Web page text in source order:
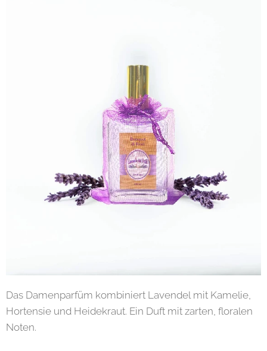
Das Damenparfüm kombiniert Lavendel mit Kamelie,
Hortensie und Heidekraut. Ein Duft mit zarten, floralen
Noten.